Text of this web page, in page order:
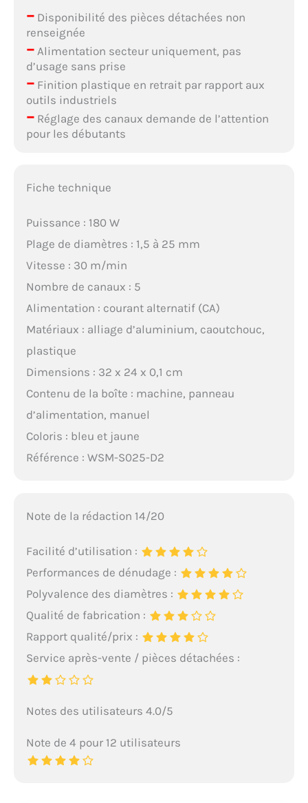
–Disponibilité des pièces détachées non
renseignée
–Alimentation secteur uniquement, pas
d’usage sans prise
–Finition plastique en retrait par rapport aux
outils industriels
–Réglage des canaux demande de l’attention
pour les débutants
Fiche technique
Puissance : 180 W
Plage de diamètres : 1,5 à 25 mm
Vitesse : 30 m/min
Nombre de canaux : 5
Alimentation : courant alternatif (CA)
Matériaux : alliage d’aluminium, caoutchouc,
plastique
Dimensions : 32 x 24 x 0,1 cm
Contenu de la boîte : machine, panneau
d’alimentation, manuel
Coloris : bleu et jaune
Référence : WSM-S025-D2
Note de la rédaction 14/20
Facilité d’utilisation :
Performances de dénudage :
Polyvalence des diamètres :
Qualité de fabrication :
Rapport qualité/prix :
Service après-vente / pièces détachées :
Notes des utilisateurs 4.0/5
Note de 4 pour 12 utilisateurs